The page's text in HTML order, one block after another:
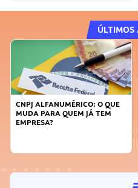
ÚLTIMOS
CNPJ ALFANUMÉRICO: O QUE
MUDA PARA QUEM JÁ TEM
EMPRESA?